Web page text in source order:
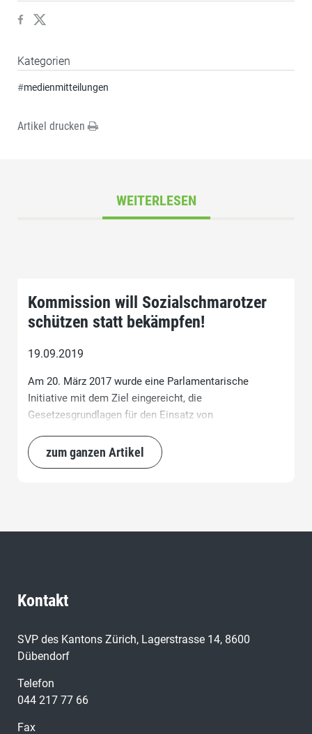
Kategorien
#medienmitteilungen
Artikel drucken
WEITERLESEN
Kommission will Sozialschmarotzer
schützen statt bekämpfen!
19.09.2019
Am 20. März 2017 wurde eine Parlamentarische
Initiative mit dem Ziel eingereicht, die
Gesetzesgrundlagen für den Einsatz von
Februar 2018 überwies der Kantonsrat diese
Parlamentarische Initiative zunächst mit 122 Stimmen.
zum ganzen Artikel
Kontakt
SVP des Kantons Zürich, Lagerstrasse 14, 8600
Dübendorf
Telefon
044 217 77 66
Fax